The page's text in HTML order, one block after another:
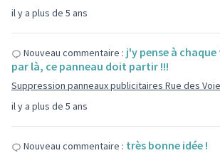
il y a plus de 5 ans
il y a plus de 5 ans
Nouveau commentaire : j'y pense à
par là, ce panneau doit partir !!!
Suppression panneaux publicitaires Rue des
Nouveau commentaire : très bonne idée !